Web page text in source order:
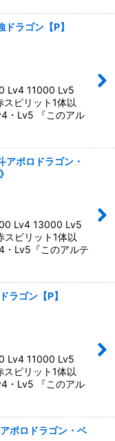
ラゴン【P】
Lv4 11000 Lv5
ピリット1体以
・Lv5 『このアル
ポロドラゴン・
Lv4 13000 Lv5
ピリット1体以
・Lv5『このアルテ
ラゴン【P】
Lv4 11000 Lv5
ピリット1体以
・Lv5 『このアル
ポロドラゴン・ベ